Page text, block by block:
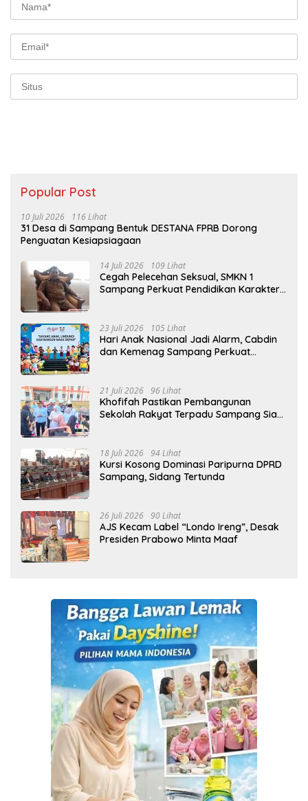
Popular Post
10 Juli 2026 116 Lihat
31 Desa di Sampang Bentuk DESTANA FPRB Dorong
Penguatan Kesiapsiagaan
14 Juli 2026 109 Lihat
Cegah Pelecehan Seksual, SMKN 1
Sampang Perkuat Pendidikan Karakter
23 Juli 2026 105 Lihat
Hari Anak Nasional Jadi Alarm, Cabdin
dan Kemenag Sampang Perkuat
21 Juli 2026 96 Lihat
Khofifah Pastikan Pembangunan
Sekolah Rakyat Terpadu Sampang Siap
18 Juli 2026 94 Lihat
Kursi Kosong Dominasi Paripurna DPRD
Sampang, Sidang Tertunda
26 Juli 2026 90 Lihat
AJS Kecam Label “Londo Ireng”, Desak
Presiden Prabowo Minta Maaf